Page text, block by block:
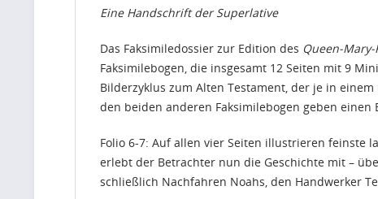
Eine Handschrift der Superlative
Das Faksimiledossier zur Edition des Queen-Mary-
Faksimilebogen, die insgesamt 12 Seiten mit 9
Bilderzyklus zum Alten Testament, der je in
den beiden anderen Faksimilebogen geben
Folio 6-7: Auf allen vier Seiten illustrieren feinste
erlebt der Betrachter nun die Geschichte mit –
schließlich Nachfahren Noahs, den Handwerker